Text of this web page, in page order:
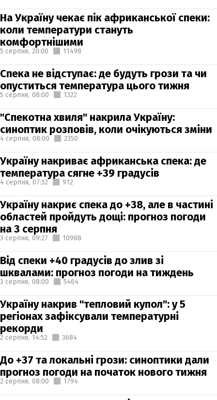
На Україну чекає пік африканської спеки:
коли температури стануть
комфортнішими
5 серпня, 20:00 11498
Спека не відступає: де будуть грози та чи
опуститься температура цього тижня
5 серпня, 08:00 1322
"Спекотна хвиля" накрила Україну:
синоптик розповів, коли очікуються зміни
4 серпня, 08:00 2350
Україну накриває африканська спека: де
температура сягне +39 градусів
4 серпня, 07:32 912
Україну накриє спека до +38, але в частині
областей пройдуть дощі: прогноз погоди
на 3 серпня
3 серпня, 09:27 10988
Від спеки +40 градусів до злив зі
шквалами: прогноз погоди на тиждень
3 серпня, 08:00 5464
Україну накрив "тепловий купол": у 5
регіонах зафіксували температурні
рекорди
2 серпня, 14:52 3684
До +37 та локальні грози: синоптики дали
прогноз погоди на початок нового тижня
2 серпня, 08:00 1794